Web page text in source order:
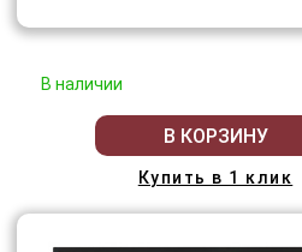
В наличии
В КОРЗИНУ
Купить в 1 клик